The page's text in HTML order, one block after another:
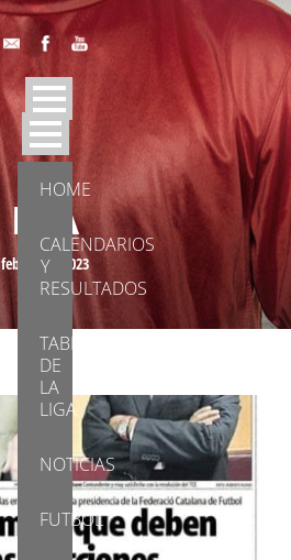
HOME
CALENDARIOS
Y
RESULTADOS
TABLA
DE
LA
LIGA
NOTICIAS
FUTBOL
DÍA
febrero 3, 2023